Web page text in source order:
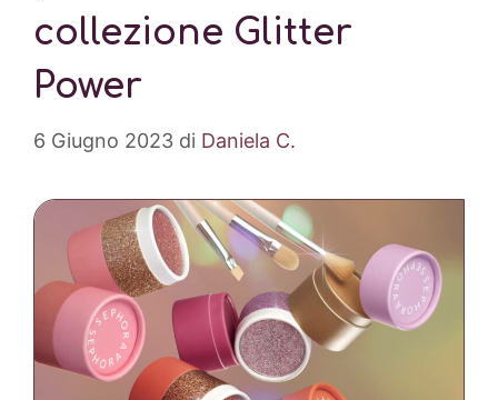
collezione Glitter
Power
6 Giugno 2023 di Daniela C.